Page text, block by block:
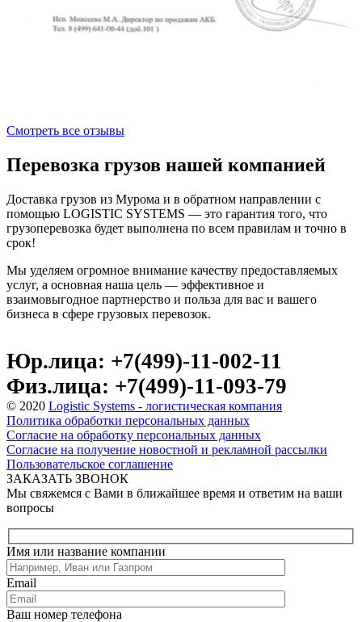
Смотреть все отзывы
Перевозка грузов нашей компанией
Доставка грузов из Мурома и в обратном направлении с
помощью LOGISTIC SYSTEMS — это гарантия того, что
грузоперевозка будет выполнена по всем правилам и точно в
срок!
Мы уделяем огромное внимание качеству предоставляемых
услуг, а основная наша цель — эффективное и
взаимовыгодное партнерство и польза для вас и вашего
бизнеса в сфере грузовых перевозок.
Юр.лица: +7(499)-11-002-11
Физ.лица: +7(499)-11-093-79
© 2020 Logistic Systems - логистическая компания
Политика обработки персональных данных
Согласие на обработку персональных данных
Согласие на получение новостной и рекламной рассылки
Пользовательское соглашение
ЗАКАЗАТЬ ЗВОНОК
Мы свяжемся с Вами в ближайшее время и ответим на ваши
вопросы
Имя или название компании
Email
Ваш номер телефона